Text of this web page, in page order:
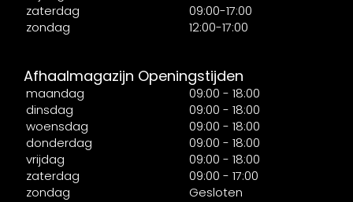
zaterdag
09:00-17:00
zondag
12:00-17:00
Afhaalmagazijn Openingstijden
maandag
09:00 - 18:00
dinsdag
09:00 - 18:00
woensdag
09:00 - 18:00
donderdag
09:00 - 18:00
vrijdag
09:00 - 18:00
zaterdag
09:00 - 17:00
zondag
Gesloten